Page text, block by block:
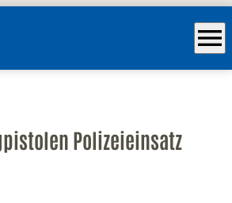
menu
Polizeieinsatz